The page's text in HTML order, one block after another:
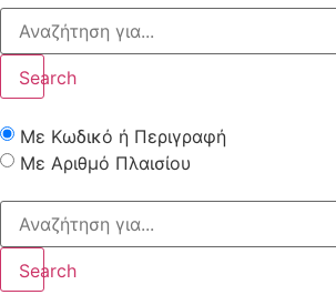
Search
Με Κωδικό ή Περιγραφή
Με Αριθμό Πλαισίου
Search